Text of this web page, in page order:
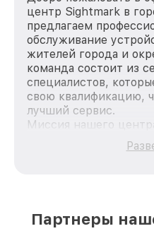
центр Sightmark в
предлагаем
обслуживание
жителей города и
команда состоит из
специалистов,
свою квалификацию,
лучший сервис.
Миссия нашего
качественный и
каждого
лучшим сервисным
Партнеры